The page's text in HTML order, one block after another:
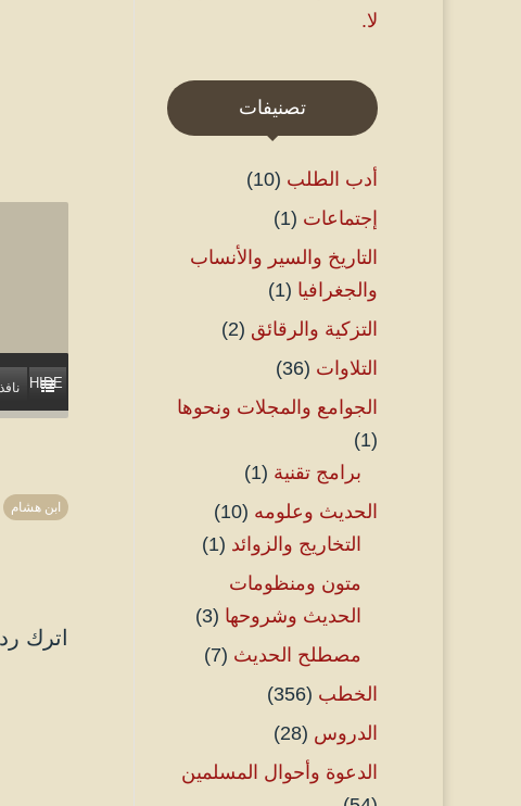
HIDE PLAYLIST
ابن هشام
اترك رد
لا.
تصنيفات
أدب الطلب (10)
إجتماعات (1)
التاريخ والسير والأنساب
والجغرافيا (1)
التزكية والرقائق (2)
التلاوات (36)
الجوامع والمجلات ونحوها
(1)
برامج تقنية (1)
الحديث وعلومه (10)
التخاريج والزوائد (1)
متون ومنظومات
الحديث وشروحها (3)
مصطلح الحديث (7)
الخطب (356)
الدروس (28)
الدعوة وأحوال المسلمين